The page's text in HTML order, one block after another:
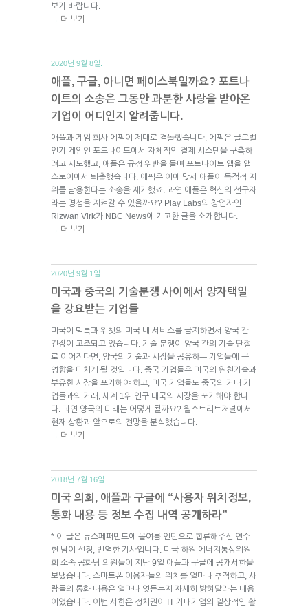
보기 바랍니다.
→ 더 보기
2020년 9월 8일.
애플, 구글, 아니면 페이스북일까요? 포트나
이트의 소송은 그동안 과분한 사랑을 받아온
기업이 어디인지 알려줍니다.
애플과 게임 회사 에픽이 제대로 격돌했습니다. 에픽은 글로벌
인기 게임인 포트나이트에서 자체적인 결제 시스템을 구축하
려고 시도했고, 애플은 규정 위반을 들며 포트나이트 앱을 앱
스토어에서 퇴출했습니다. 에픽은 이에 맞서 애플이 독점적 지
위를 남용한다는 소송을 제기했죠. 과연 애플은 혁신의 선구자
라는 명성을 지켜갈 수 있을까요? Play Labs의 창업자인
Rizwan Virk가 NBC News에 기고한 글을 소개합니다.
→ 더 보기
2020년 9월 1일.
미국과 중국의 기술분쟁 사이에서 양자택일
을 강요받는 기업들
미국이 틱톡과 위챗의 미국 내 서비스를 금지하면서 양국 간
긴장이 고조되고 있습니다. 기술 분쟁이 양국 간의 기술 단절
로 이어진다면, 양국의 기술과 시장을 공유하는 기업들에 큰
영향을 미치게 될 것입니다. 중국 기업들은 미국의 원천기술과
부유한 시장을 포기해야 하고, 미국 기업들도 중국의 거대 기
업들과의 거래, 세계 1위 인구 대국의 시장을 포기해야 합니
다. 과연 양국의 미래는 어떻게 될까요? 월스트리트저널에서
현재 상황과 앞으로의 전망을 분석했습니다.
→ 더 보기
2018년 7월 16일.
미국 의회, 애플과 구글에 “사용자 위치정보,
통화 내용 등 정보 수집 내역 공개하라”
* 이 글은 뉴스페퍼민트에 올여름 인턴으로 합류해주신 연수
현 님이 선정, 번역한 기사입니다. 미국 하원 에너지통상위원
회 소속 공화당 의원들이 지난 9일 애플과 구글에 공개서한을
보냈습니다. 스마트폰 이용자들의 위치를 얼마나 추적하고, 사
람들의 통화 내용은 얼마나 엿듣는지 자세히 밝혀달라는 내용
이었습니다. 이번 서한은 정치권이 IT 거대기업의 일상적인 활